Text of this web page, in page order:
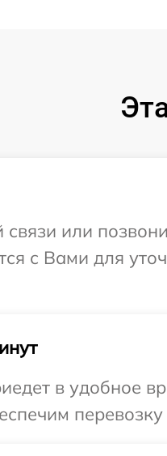
или
с Вами для
в удобное